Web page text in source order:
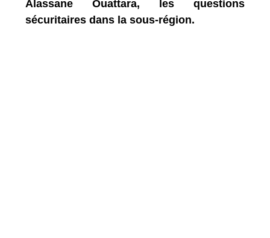
Alassane Ouattara, les questions
sécuritaires dans la sous-région.